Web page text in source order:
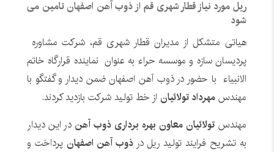
ریل مورد نیاز قطار شهری قم از ذوب آهن اصفهان تامین می
شود
هیاتی متشکل از مدیران قطار شهری قم، شرکت مشاوره
پردیسان سازه و موسسه حراء به عنوان نماینده قرارگاه خاتم
الانبیاء با حضور در ذوب آهن اصفهان ضمن دیدار و گفتگو با
مهندسمهرداد تولائیاناز خط تولید شرکت بازدید کردند.
مهندس تولائیان معاون بهره برداری ذوب آهن در این دیدار
به تشریح فرایند تولید ریل درذوب آهن اصفهان پرداخت و